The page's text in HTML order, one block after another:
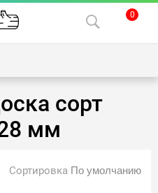
0
сорт
мм
Сортировка